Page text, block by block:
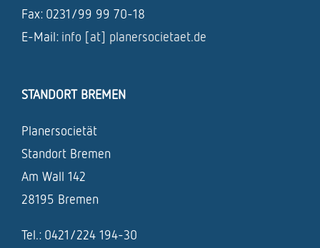
Fax: 0231/99 99 70-18
E-Mail: info [at] planersocietaet.de
STANDORT BREMEN
Planersocietät
Standort Bremen
Am Wall 142
28195 Bremen
Tel.: 0421/224 194-30